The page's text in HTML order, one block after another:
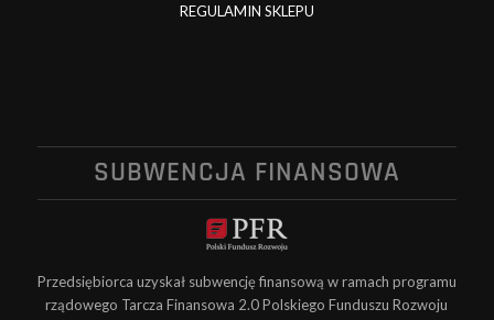
REGULAMIN SKLEPU
SUBWENCJA FINANSOWA
Przedsiębiorca uzyskał subwencję finansową w ramach programu
rządowego Tarcza Finansowa 2.0 Polskiego Funduszu Rozwoju